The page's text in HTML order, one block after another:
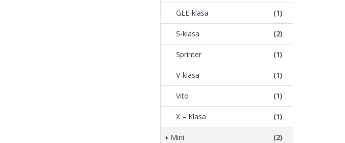
GLE-klasa (1)
S-klasa (2)
Sprinter (1)
V-klasa (1)
Vito (1)
X – Klasa (1)
Mini (2)